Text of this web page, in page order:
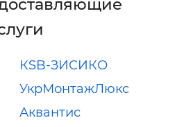
КSB-ЗИСИКО
УкрМонтажЛюкс
Аквантис